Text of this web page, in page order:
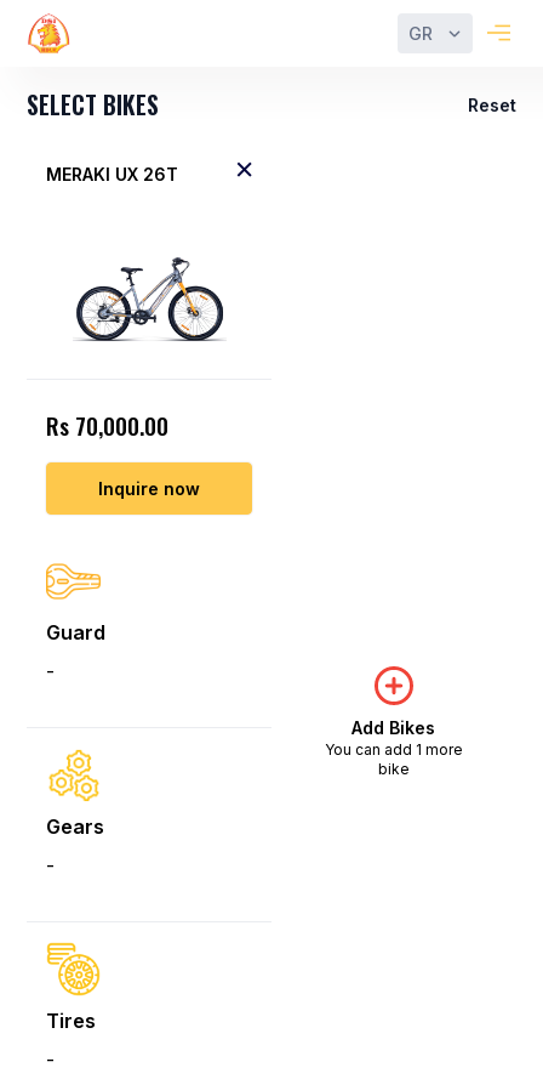
GR
SELECT BIKES Reset
MERAKI UX 26T
Rs 70,000.00
Inquire now
Guard
-
Gears
-
Tires
-
Add Bikes
You can add 1 more
bike